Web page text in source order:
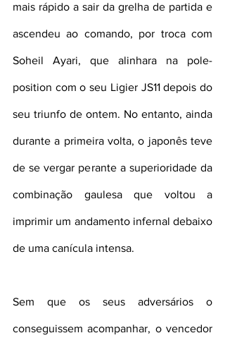
mais rápido a sair da grelha de partida e
ascendeu ao comando, por troca com
Soheil Ayari, que alinhara na pole-
position com o seu Ligier JS11 depois do
seu triunfo de ontem. No entanto, ainda
durante a primeira volta, o japonês teve
de se vergar perante a superioridade da
combinação gaulesa que voltou a
imprimir um andamento infernal debaixo
de uma canícula intensa.
Sem que os seus adversários o
conseguissem acompanhar, o vencedor